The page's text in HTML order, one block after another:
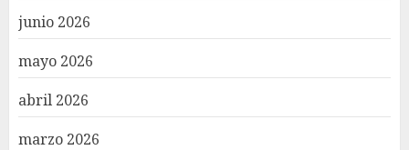
junio 2026
mayo 2026
abril 2026
marzo 2026